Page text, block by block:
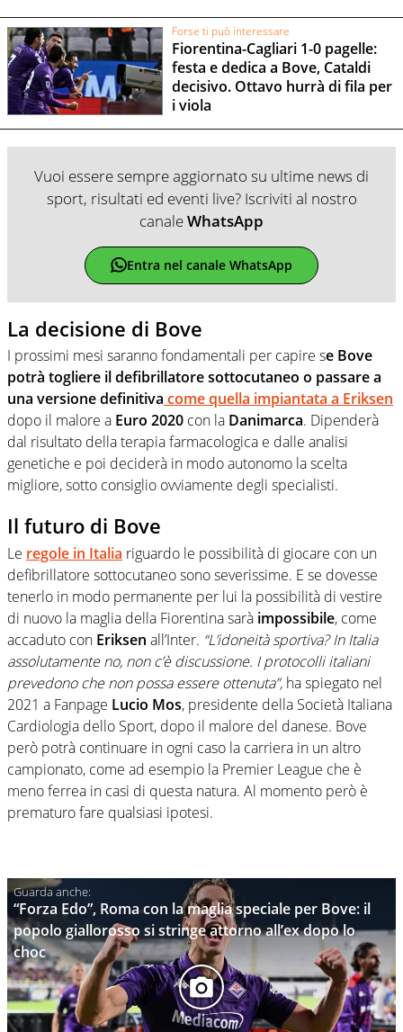
Forse ti può interessare
Fiorentina-Cagliari 1-0 pagelle:
festa e dedica a Bove, Cataldi
decisivo. Ottavo hurrà di fila per
i viola
Vuoi essere sempre aggiornato su ultime news di
sport, risultati ed eventi live? Iscriviti al nostro
canaleWhatsApp
Entra nel canale WhatsApp
La decisione di Bove
I prossimi mesi saranno fondamentali per capire se Bove
potrà togliere il defibrillatore sottocutaneo o passare a
una versione definitiva come quella impiantata a Eriksen
dopo il malore a Euro 2020 con la Danimarca. Dipenderà
dal risultato della terapia farmacologica e dalle analisi
genetiche e poi deciderà in modo autonomo la scelta
migliore, sotto consiglio ovviamente degli specialisti.
Il futuro di Bove
Le regole in Italia riguardo le possibilità di giocare con un
defibrillatore sottocutaneo sono severissime. E se dovesse
tenerlo in modo permanente per lui la possibilità di vestire
di nuovo la maglia della Fiorentina sarà impossibile, come
accaduto con Eriksen all’Inter. “L’idoneità sportiva? In Italia
assolutamente no, non c’è discussione. I protocolli italiani
prevedono che non possa essere ottenuta”, ha spiegato nel
2021 a Fanpage Lucio Mos, presidente della Società Italiana
Cardiologia dello Sport, dopo il malore del danese. Bove
però potrà continuare in ogni caso la carriera in un altro
campionato, come ad esempio la Premier League che è
meno ferrea in casi di questa natura. Al momento però è
prematuro fare qualsiasi ipotesi.
“Forza Edo”, Roma con la maglia speciale per Bove: il
popolo giallorosso si stringe attorno all’ex dopo lo
choc